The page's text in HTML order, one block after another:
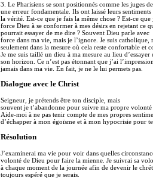
3. Le Pharisiens se sont positionnés comme les juges
une erreur fondamentale. Ils ont laissé leurs sentiments
la vérité. Est-ce que je fais la même chose ? Est-ce que
force Dieu à se conformer à mes désirs en rejetant ce
pourrait essayer de me dire ? Souvent Dieu parle avec
force dans ma vie, mais je l’ignore. Je suis catholique,
seulement dans la mesure où cela reste confortable et
Je me suis taillé un dieu à ma mesure au lieu d’essayer
son horizon. Ce n’est pas étonnant que j’ai
jamais dans ma vie. En fait, je ne le lui permets pas.
Dialogue avec le Christ
Seigneur, je prétends être ton disciple, mais
souvent je t’abandonne pour suivre ma propre volonté
Aide-moi à ne pas tenir compte de mes propres
d’échapper à mon égoïsme et à mon hypocrisie pour
Résolution
J’examinerai ma vie pour voir dans quelles
volonté de Dieu pour faire la mienne. Je suivrai sa
à chaque moment de la journée afin de devenir le
toujours espéré que je serais.